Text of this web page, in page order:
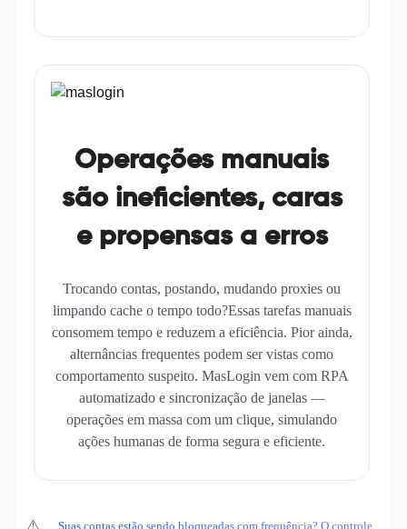
Operações manuais
são ineficientes, caras
e propensas a erros
Trocando contas, postando, mudando proxies ou
limpando cache o tempo todo?Essas tarefas manuais
consomem tempo e reduzem a eficiência. Pior ainda,
alternâncias frequentes podem ser vistas como
comportamento suspeito. MasLogin vem com RPA
automatizado e sincronização de janelas —
operações em massa com um clique, simulando
ações humanas de forma segura e eficiente.
⚠️ Suas contas estão sendo bloqueadas com frequência? O controle